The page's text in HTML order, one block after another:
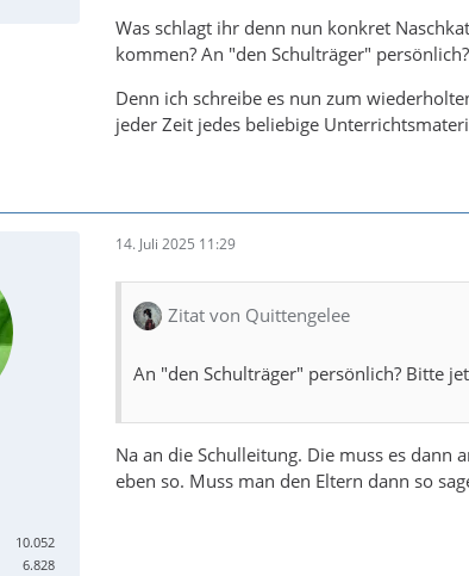
Was schlagt ihr denn nun konkret
kommen? An "den Schulträger"
Denn ich schreibe es nun zum
jeder Zeit jedes beliebige
10.052
6.828
14. Juli 2025 11:29
Zitat von Quittengelee
An "den Schulträger" persönlich? Bitte
Na an die Schulleitung. Die muss es
eben so. Muss man den Eltern dann so